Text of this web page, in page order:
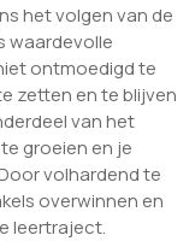
het volgen van de
waardevolle
ontmoedigd te
zetten en te blijven
van het
groeien en je
volhardend te
overwinnen en
leertraject.